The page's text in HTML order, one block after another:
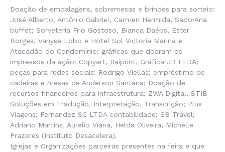
Doação de embalagens, sobremesas e brindes para sorteio:
José Alberto, Antônio Gabriel, Carmen Hermida, SaborAna
buffet; Sorveteria Frio Gostoso, Bianca Daébs, Ester
Borges, Vanyse Lobo e Hotel Sol Victoria Marina e
Atacadão do Condomínio; gráficas que doaram os
impressos da ação: Copyart, Raiprint, Gráfica JB LTDA;
peças para redes sociais: Rodrigo Viellas; empréstimo de
cadeiras e mesas de Anderson Santana; Doação de
recursos financeiros para infraestrutura: ZWA Digital, STIB
Soluções em Tradução, Interpretação, Transcrição; Plus
Viagens; Fernandez SC LTDA contabilidade; SB Travel;
Adriano Martins, Aurélio Viana, Helda Oliveira, Michelle
Prazeres (Instituto Desacelera).
Igrejas e Organizações parceiras presentes na feira e que